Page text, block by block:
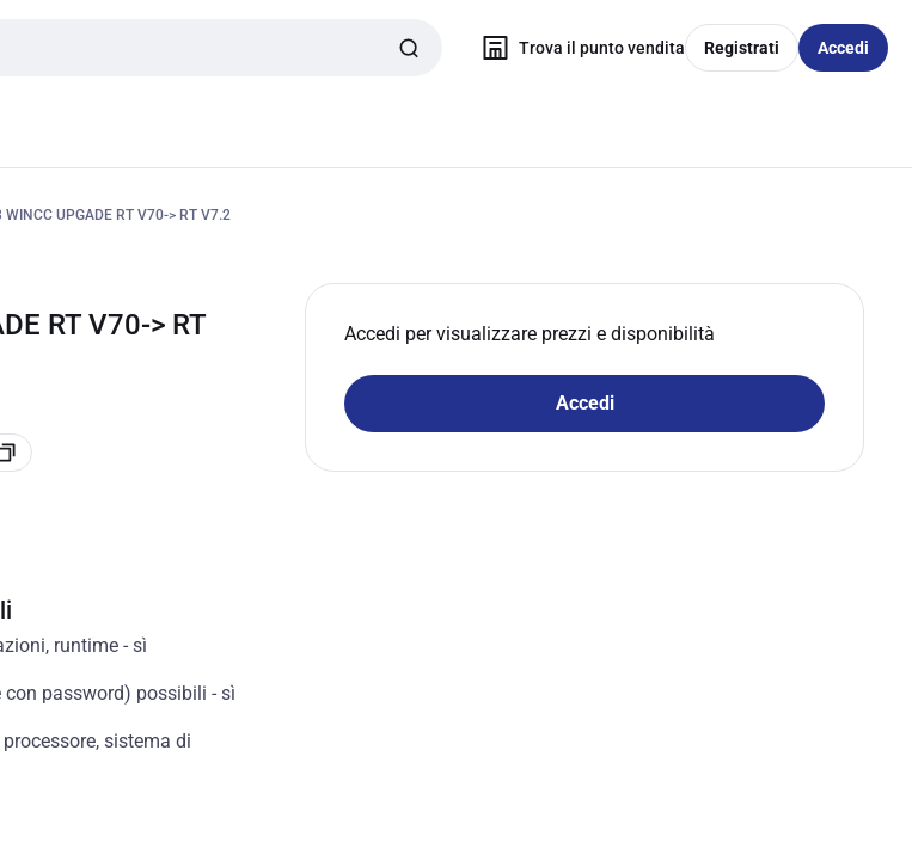
Trova il punto vendita Registrati Accedi
UPGADE RT V70-> RT V7.2
RT V70-> RT
Accedi per visualizzare prezzi e disponibilità
Accedi
runtime- sì
con password) possibili - sì
sistema di